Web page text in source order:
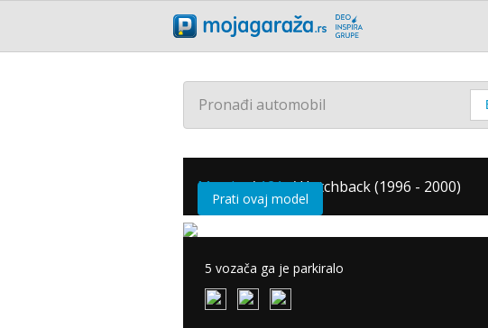
Pronađi automobil
Mazda /121 /Hatchback (1996 - 2000)
Prati ovaj model
5 vozača ga je parkiralo